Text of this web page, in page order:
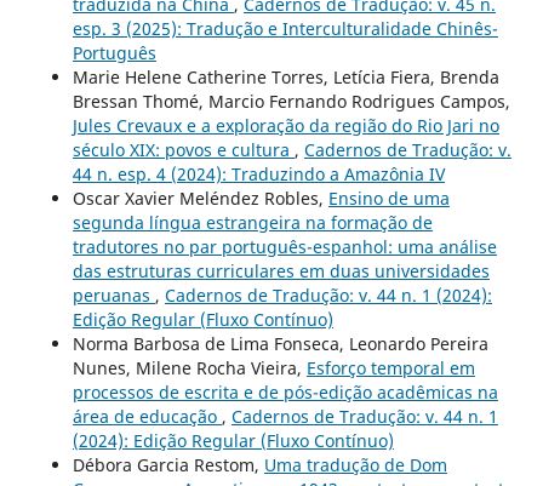
esp. 3 (2025): Tradução e Interculturalidade Chinês-
Português
Marie Helene Catherine Torres, Letícia Fiera, Brenda
Bressan Thomé, Marcio Fernando Rodrigues Campos,
Jules Crevaux e a exploração da região do Rio Jari no
século XIX: povos e cultura , Cadernos de Tradução: v.
44 n. esp. 4 (2024): Traduzindo a Amazônia IV
Oscar Xavier Meléndez Robles, Ensino de uma
segunda língua estrangeira na formação de
tradutores no par português-espanhol: uma análise
das estruturas curriculares em duas universidades
peruanas , Cadernos de Tradução: v. 44 n. 1 (2024):
Edição Regular (Fluxo Contínuo)
Norma Barbosa de Lima Fonseca, Leonardo Pereira
Nunes, Milene Rocha Vieira, Esforço temporal em
processos de escrita e de pós-edição acadêmicas na
área de educação , Cadernos de Tradução: v. 44 n. 1
(2024): Edição Regular (Fluxo Contínuo)
Débora Garcia Restom, Uma tradução de Dom